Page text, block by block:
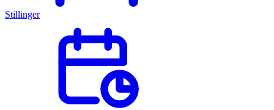
Stillinger